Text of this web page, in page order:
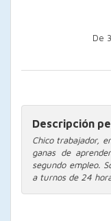
De
Descripción
Chico trabajador,
ganas de
segundo empleo.
a turnos de 24